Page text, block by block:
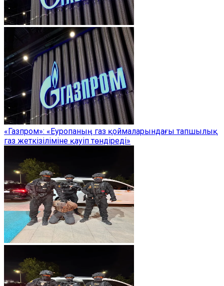
«Газпром»: «Еуропаның газ қоймаларындағы тапшылық
газ жеткізіліміне қауіп төндіреді»